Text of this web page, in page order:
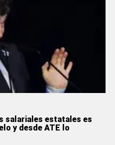
salariales estatales es
y desde ATE lo